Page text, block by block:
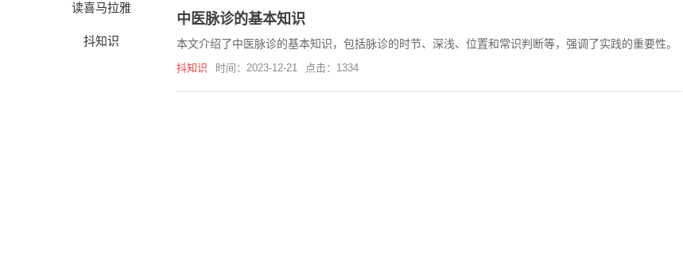
读喜马拉雅
抖知识
中医脉诊的基本知识
本文介绍了中医脉诊的基本知识，包括脉诊的时节、深浅、位置和常识判断等，强调了实践的重要性。
抖知识 时间：2023-12-21 点击：1334